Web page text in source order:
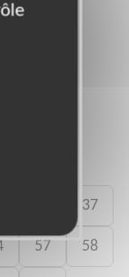
37
57 58